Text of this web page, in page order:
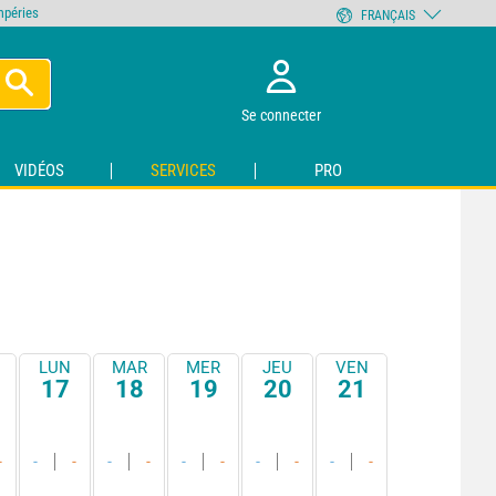
Se connecter
VIDÉOS SERVICES PRO
LUN
17
- -
MAR
18
- -
MER
19
- -
JEU
20
- -
VEN
21
- -
FRANÇAIS